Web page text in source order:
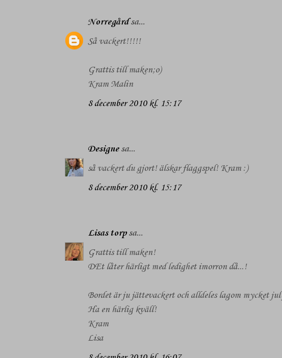
Norregårdsa...
Så vackert!!!!!
Grattis till maken;o)
Kram Malin
8 december 2010 kl. 15:17
Designesa...
så vackert du gjort! älskar flaggspel! Kram :)
8 december 2010 kl. 15:17
Lisas torpsa...
Grattis till maken!
DEt låter härligt med ledighet imorron då...!
Bordet är ju jättevackert och alldeles lagom mycket
Ha en härlig kväll!
Kram
Lisa